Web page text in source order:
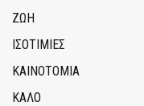
ΖΩΗ
ΙΣΟΤΙΜΙΕΣ
ΚΑΙΝΟΤΟΜΊΑ
ΚΑΛΟ